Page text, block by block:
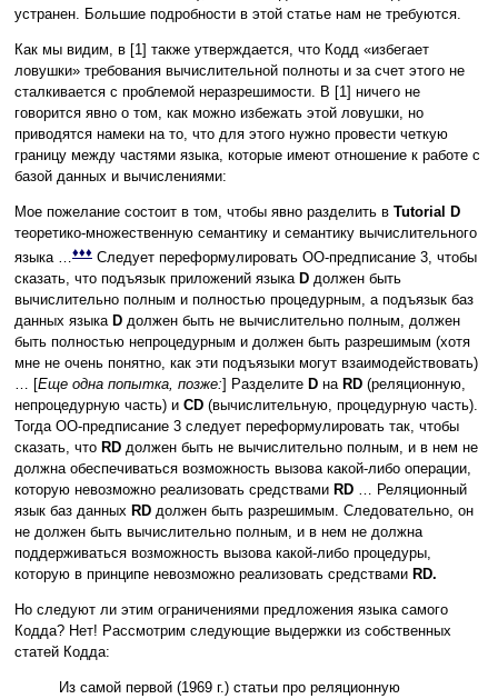
устранен. Большие подробности в этой статье нам не требуются.
Как мы видим, в [1] также утверждается, что Кодд «избегает
ловушки» требования вычислительной полноты и за счет этого не
сталкивается с проблемой неразрешимости. В [1] ничего не
говорится явно о том, как можно избежать этой ловушки, но
приводятся намеки на то, что для этого нужно провести четкую
границу между частями языка, которые имеют отношение к работе с
базой данных и вычислениями:
Мое пожелание состоит в том, чтобы явно разделить в Tutorial D
теоретико-множественную семантику и семантику вычислительного
языка …♦♦♦ Следует переформулировать ОО-предписание 3, чтобы
сказать, что подъязык приложений языка D должен быть
вычислительно полным и полностью процедурным, а подъязык баз
данных языка D должен быть не вычислительно полным, должен
быть полностью непроцедурным и должен быть разрешимым (хотя
мне не очень понятно, как эти подъязыки могут взаимодействовать)
… [Еще одна попытка, позже:] Разделите D на RD (реляционную,
непроцедурную часть) и CD (вычислительную, процедурную часть).
Тогда ОО-предписание 3 следует переформулировать так, чтобы
сказать, что RD должен быть не вычислительно полным, и в нем не
должна обеспечиваться возможность вызова какой-либо операции,
которую невозможно реализовать средствами RD … Реляционный
язык баз данных RD должен быть разрешимым. Следовательно, он
не должен быть вычислительно полным, и в нем не должна
поддерживаться возможность вызова какой-либо процедуры,
которую в принципе невозможно реализовать средствами RD.
Но следуют ли этим ограничениями предложения языка самого
Кодда? Нет! Рассмотрим следующие выдержки из собственных
статей Кодда:
Из самой первой (1969 г.) статьи про реляционную